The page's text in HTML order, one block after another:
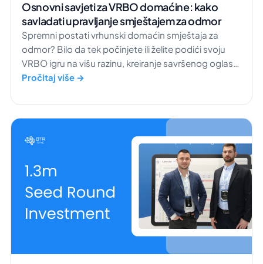
Osnovni savjeti za VRBO domaćine: kako
savladati upravljanje smještajem za odmor
Spremni postati vrhunski domaćin smještaja za
odmor? Bilo da tek počinjete ili želite podići svoju
VRBO igru na višu razinu, kreiranje savršenog oglasa
ključno je za privlačenje gostiju i povećanje broja
biti na dobrom putu da vodite uspješan smještaj za
odmor. Zaronimo u […]
Pročitaj više →